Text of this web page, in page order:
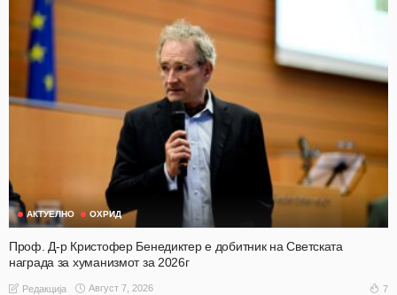
АКТУЕЛНО ОХРИД
Проф. Д-р Кристофер Бенедиктер е добитник на Светската
награда за хуманизмот за 2026г
Редакција Август 7, 2026 7